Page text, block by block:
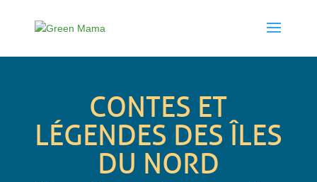
CONTES ET
LÉGENDES DES ÎLES
DU NORD